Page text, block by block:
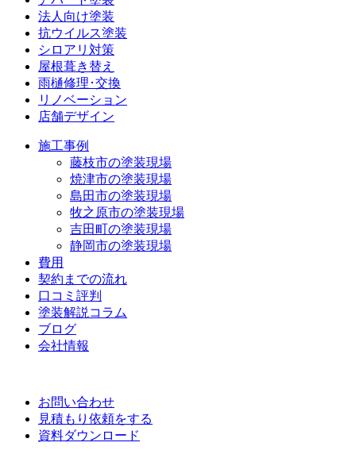
法人向け塗装
抗ウイルス塗装
シロアリ対策
屋根葺き替え
雨樋修理･交換
リノベーション
店舗デザイン
施工事例
藤枝市の塗装現場
焼津市の塗装現場
島田市の塗装現場
牧之原市の塗装現場
吉田町の塗装現場
静岡市の塗装現場
費用
契約までの流れ
口コミ評判
塗装解説コラム
ブログ
会社情報
お問い合わせ
見積もり依頼をする
資料ダウンロード